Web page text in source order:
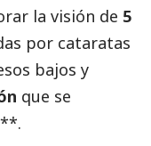
la visión de 5
por cataratas
bajos y
que se